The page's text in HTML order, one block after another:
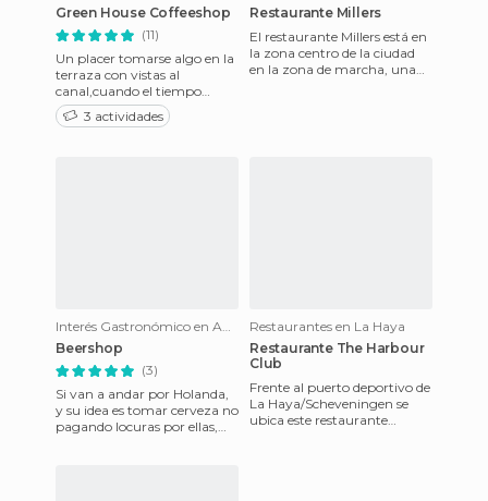
Green House Coffeeshop
(11)
Un placer tomarse algo en la
terraza con vistas al
canal,cuando el tiempo
acompaña.la super silver
exquisita3 actividades
Restaurante Millers
El restaurante Millers está en
la zona centro de la ciudad
en la zona de marcha, una
Interés Gastronómico en Amsterdam
Beershop
(3)
Si van a andar por Holanda,
y su idea es tomar cerveza no
pagando locuras por ellas,
Restaurantes en La Haya
Restaurante The Harbour
Club
Frente al puerto deportivo de
La Haya/Scheveningen se
ubica este restaurante